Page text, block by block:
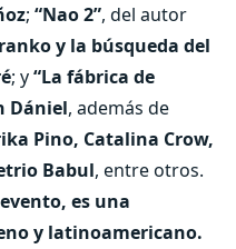
; “Nao 2”, del autor
y la búsqueda del
; y“La fábrica de
Dániel, además de
Pino, Catalina Crow,
Babul, entre otros.
es una
y latinoamericano.